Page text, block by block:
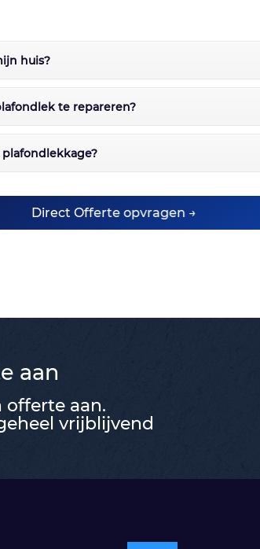
huis?
te repareren?
Direct Offerte opvragen →
aan
offerte aan.
vrijblijvend